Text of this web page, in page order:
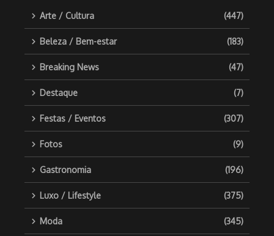
Arte / Cultura (447)
Beleza / Bem-estar (183)
Breaking News (47)
Destaque (7)
Festas / Eventos (307)
Fotos (9)
Gastronomia (196)
Luxo / Lifestyle (375)
Moda (345)